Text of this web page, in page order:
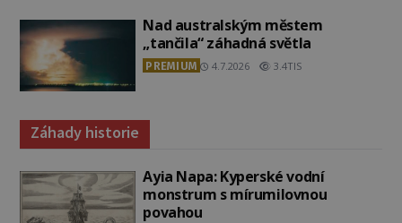
Nad australským městem
„tančila“ záhadná světla
PREMIUM 4.7.2026 3.4TIS
Záhady historie
Ayia Napa: Kyperské vodní
monstrum s mírumilovnou
povahou